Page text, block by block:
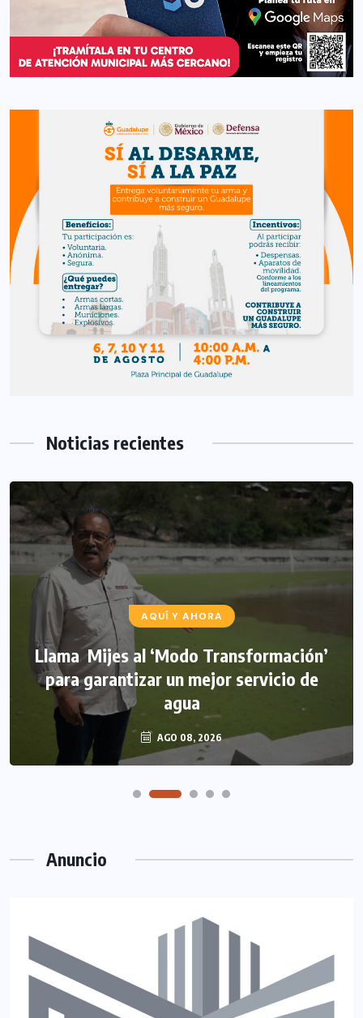
Noticias recientes
AQUÍ Y AHORA
Llama Mijes al ‘Modo Transformación’
para garantizar un mejor servicio de
agua
AGO 08, 2026
Anuncio